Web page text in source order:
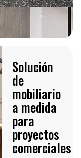
Solución
de
mobiliario
a medida
para
proyectos
comerciales